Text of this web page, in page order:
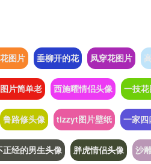
图片 垂柳开的花 凤穿花图片
片简单老 西施曜情侣头像 一技
鲁路修头像 tizzyt图片壁纸 一家四
正经的男生头像 胖虎情侣头像 沙